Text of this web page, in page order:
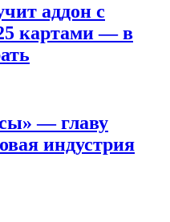
аддон с
картами — в
— главу
индустрия